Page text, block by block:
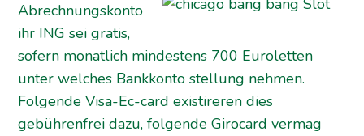
Abrechnungskonto
ihr ING sei gratis,
sofern monatlich mindestens 700 Euroletten
unter welches Bankkonto stellung nehmen.
Folgende Visa-Ec-card existireren dies
gebührenfrei dazu, folgende Girocard vermag